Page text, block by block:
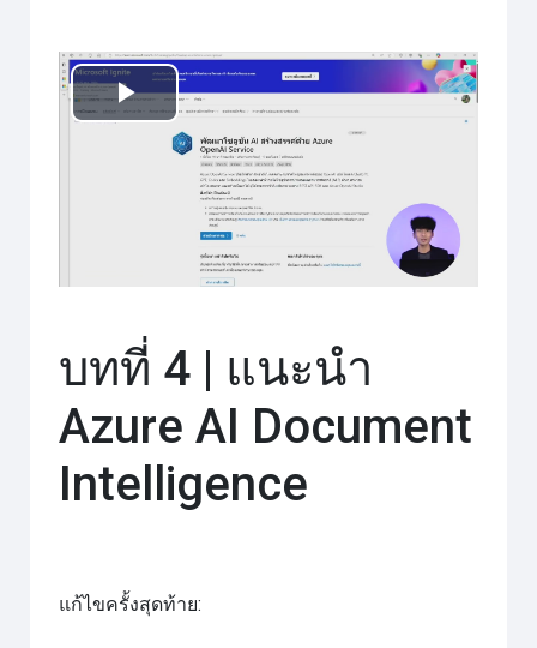
เล่น
วิดีโอ
บทที่ 4 | แนะนำ
Azure AI Document
Intelligence
แก้ไขครั้งสุดท้าย: